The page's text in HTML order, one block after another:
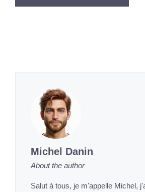
Michel Danin
About the author
Salut à tous, je m'appelle Michel,